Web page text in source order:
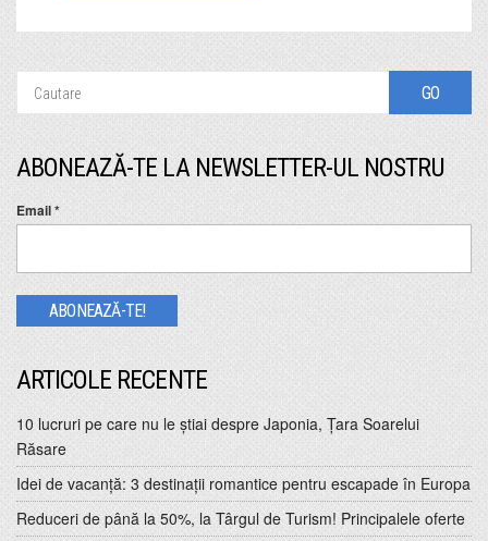
ABONEAZĂ-TE LA NEWSLETTER-UL NOSTRU
Email*
ARTICOLE RECENTE
10 lucruri pe care nu le ştiai despre Japonia, Ţara Soarelui
Răsare
Idei de vacanţă: 3 destinaţii romantice pentru escapade în Europa
Reduceri de până la 50%, la Târgul de Turism! Principalele oferte